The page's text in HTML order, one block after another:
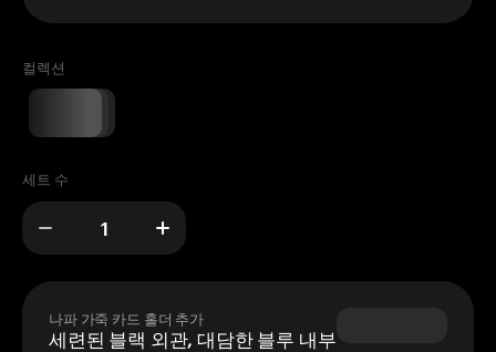
컬렉션
세트 수
나파 가죽 카드 홀더 추가
세련된 블랙 외관, 대담한 블루 내부